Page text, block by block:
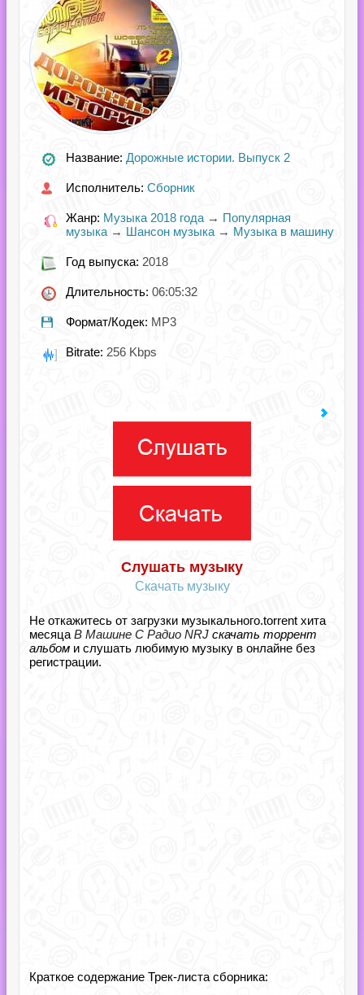
Название: Дорожные истории. Выпуск 2
Исполнитель: Сборник
Жанр: Музыка 2018 года → Популярная
музыка → Шансон музыка → Музыка в машину
Год выпуска: 2018
Длительность: 06:05:32
Формат/Кодек: MP3
Bitrate: 256 Kbps
Слушать музыку
Скачать музыку
Не откажитесь от загрузки музыкального.torrent хита
месяца В Машине С Радио NRJ скачать торрент
альбом и слушать любимую музыку в онлайне без
регистрации.
Краткое содержание Трек-листа сборника: